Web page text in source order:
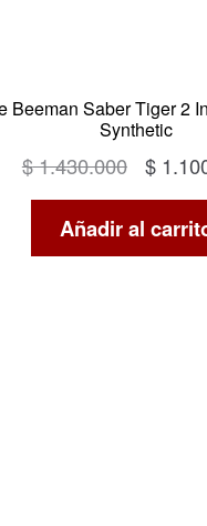
Beeman Saber Tiger 2
Synthetic
$1.430.000
El
precio
original
era:
$
Añadir al